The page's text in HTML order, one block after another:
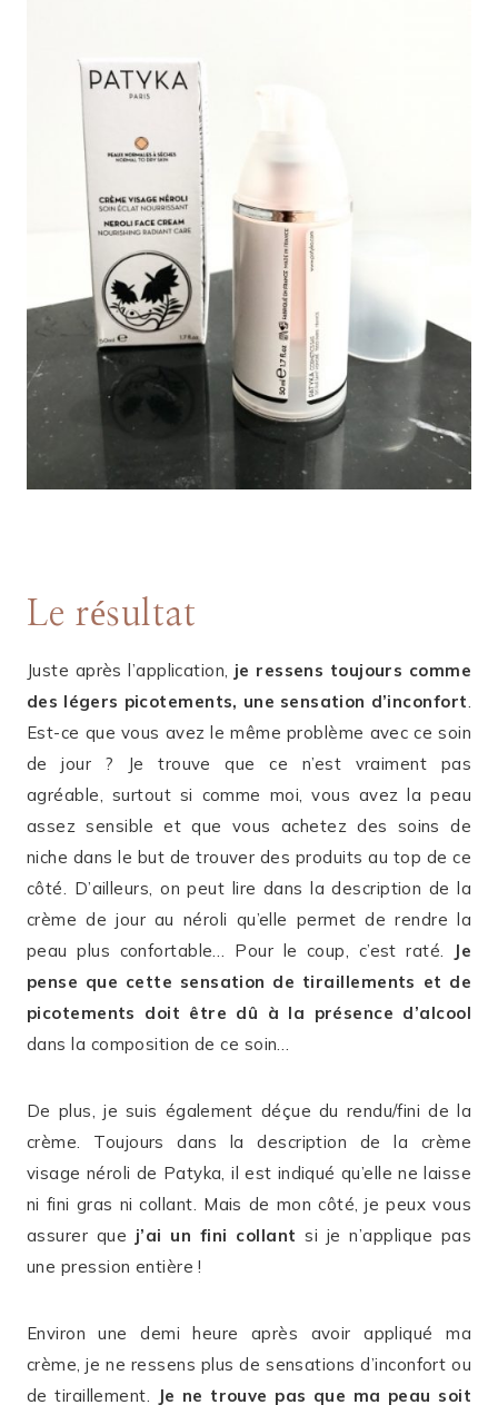
Le résultat
Juste après l’application, je ressens toujours comme
des légers picotements, une sensation d’inconfort.
Est-ce que vous avez le même problème avec ce soin
de jour ? Je trouve que ce n’est vraiment pas
agréable, surtout si comme moi, vous avez la peau
assez sensible et que vous achetez des soins de
niche dans le but de trouver des produits au top de ce
côté. D’ailleurs, on peut lire dans la description de la
crème de jour au néroli qu’elle permet de rendre la
peau plus confortable… Pour le coup, c’est raté.
Je
pense que cette sensation de tiraillements et de
picotements doit être dû à la présence d’alcool
dans la composition de ce soin…
De plus, je suis également déçue du rendu/fini de la
crème. Toujours dans la description de la crème
visage néroli de Patyka, il est indiqué qu’elle ne laisse
ni fini gras ni collant. Mais de mon côté, je peux vous
assurer que j’ai un fini collant si je n’applique pas
une pression entière !
Environ une demi heure après avoir appliqué ma
crème, je ne ressens plus de sensations d’inconfort ou
de tiraillement. Je ne trouve pas que ma peau soit